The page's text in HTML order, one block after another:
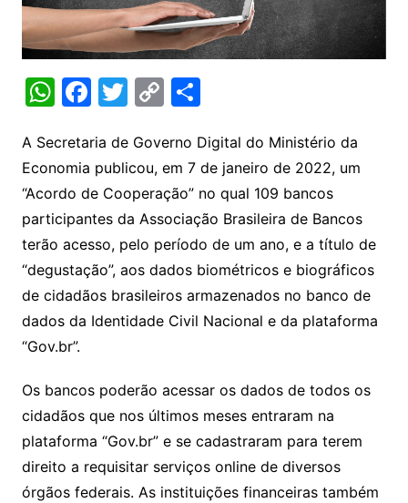
W
at
s
A
p
p
F
c
e
b
o
o
k
T
itt
er
C
p
y
Li
n
k
S
ar
e
A Secretaria de Governo Digital do Ministério da
Economia publicou, em 7 de janeiro de 2022, um
“Acordo de Cooperação” no qual 109 bancos
participantes da Associação Brasileira de Bancos
terão acesso, pelo período de um ano, e a título de
“degustação”, aos dados biométricos e biográficos
de cidadãos brasileiros armazenados no banco de
dados da Identidade Civil Nacional e da plataforma
“Gov.br”.
Os bancos poderão acessar os dados de todos os
cidadãos que nos últimos meses entraram na
plataforma “Gov.br” e se cadastraram para terem
direito a requisitar serviços online de diversos
órgãos federais. As instituições financeiras também